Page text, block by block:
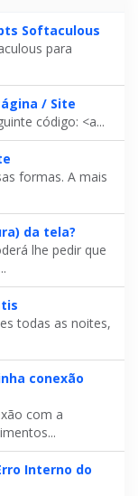
Softaculous
para
/ Site
código: <a...
formas. A mais
da tela?
lhe pedir que
todas as noites,
conexão
com a
Interno do